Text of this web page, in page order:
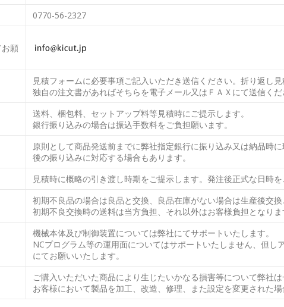
0770-56-2327
お願
見積フォームに必要事項ご記入いただき送信ください。折り返し
独自の注文書があればそちらを電子メール又はＦＡＸにて送信くだ
送料、梱包料、セットアップ料等見積時にご提示します。
銀行振り込みの場合は振込手数料をご負担願います。
原則として商品発送前までに弊社指定銀行に振り込み又は納品時
後の振り込みに対応する場合もあります。
見積時に概略の引き渡し時期をご提示します。発注後正式な日時を
初期不良品の場合は良品と交換、良品在庫がない場合は生産後交換
初期不良交換時の送料は当方負担、それ以外はお客様負担となりま
機械本体及び制御装置については弊社にてサポートいたします。
NCプログラム等の運用面についてはサポートいたしません、但
にてお願いいたします。
ご購入いただいた商品により生じたいかなる損害等について弊社
お客様において製品を加工、改造、修理、また設定を変更された